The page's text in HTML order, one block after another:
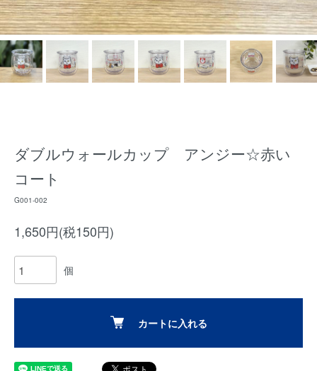
ダブルウォールカップ アンジー☆赤い
コート
G001-002
1,650円(税150円)
個
カートに入れる